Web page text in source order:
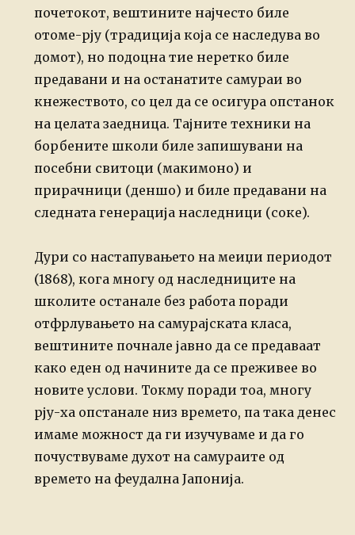
почетокот, вештините најчесто биле
отоме-рју (традиција која се наследува во
домот), но подоцна тие неретко биле
предавани и на останатите самураи во
кнежеството, со цел да се осигура опстанок
на целата заедница. Тајните техники на
борбените школи биле запишувани на
посебни свитоци (макимоно) и
прирачници (деншо) и биле предавани на
следната генерација наследници (соке).
Дури со настапувањето на меиџи периодот
(1868), кога многу од наследниците на
школите останале без работа поради
отфрлувањето на самурајската класа,
вештините почнале јавно да се предаваат
како еден од начините да се преживее во
новите услови. Токму поради тоа, многу
рју-ха опстанале низ времето, па така денес
имаме можност да ги изучуваме и да го
почуствуваме духот на самураите од
времето на феудална Јапонија.